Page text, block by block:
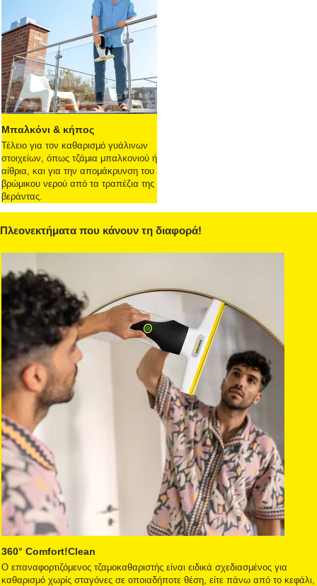
Μπαλκόνι & κήπος
Τέλειο για τον καθαρισμό γυάλινων
στοιχείων, όπως τζάμια μπαλκονιού ή
αίθρια, και για την απομάκρυνση του
βρώμικου νερού από τα τραπέζια της
βεράντας.
Πλεονεκτήματα που κάνουν τη διαφορά!
360° Comfort!Clean
Ο επαναφορτιζόμενος τζαμοκαθαριστής είναι ειδικά σχεδιασμένος για
καθαρισμό χωρίς σταγόνες σε οποιαδήποτε θέση, είτε πάνω από το κεφάλι,